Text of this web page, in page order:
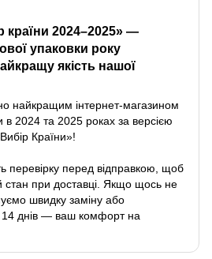
якість нашої
найкращим інтернет-магазином
в 2024 та 2025 роках за версією
Країни»!
перевірку перед відправкою, щоб
стан при доставці. Якщо щось не
швидку заміну або
14 днів — ваш комфорт на